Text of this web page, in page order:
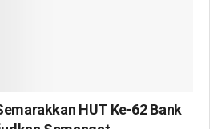
HUT Ke-62 Bank